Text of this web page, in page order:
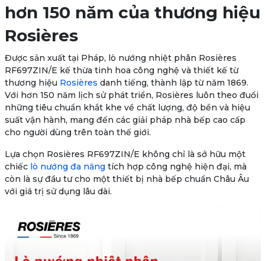
hơn 150 năm của thương hiệu
Rosières
Được sản xuất tại Pháp, lò nướng nhiệt phân Rosières
RF697ZIN/E kế thừa tinh hoa công nghệ và thiết kế từ
thương hiệu Rosières danh tiếng, thành lập từ năm 1869.
Với hơn 150 năm lịch sử phát triển, Rosières luôn theo đuổi
những tiêu chuẩn khắt khe về chất lượng, độ bền và hiệu
suất vận hành, mang đến các giải pháp nhà bếp cao cấp
cho người dùng trên toàn thế giới.
Lựa chọn Rosières RF697ZIN/E không chỉ là sở hữu một
chiếc lò nướng đa năng tích hợp công nghệ hiện đại, mà
còn là sự đầu tư cho một thiết bị nhà bếp chuẩn Châu Âu
với giá trị sử dụng lâu dài.